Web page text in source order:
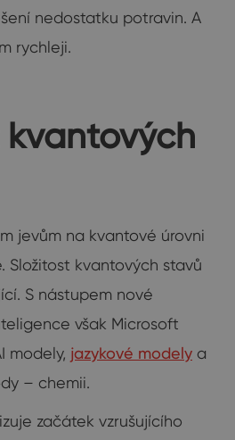
nedostatku potravin. A
rychleji.
kvantových
jevům na kvantové úrovni
Složitost kvantových stavů
S nástupem nové
však Microsoft
modely, jazykové modely a
– chemii.
začátek vzrušujícího